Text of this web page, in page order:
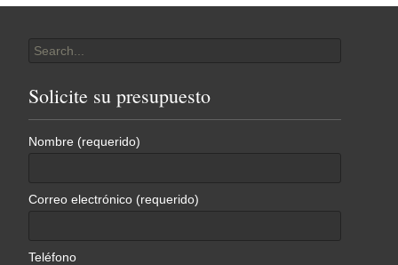
for:
Solicite su presupuesto
Nombre (requerido)
Correo electrónico (requerido)
Teléfono